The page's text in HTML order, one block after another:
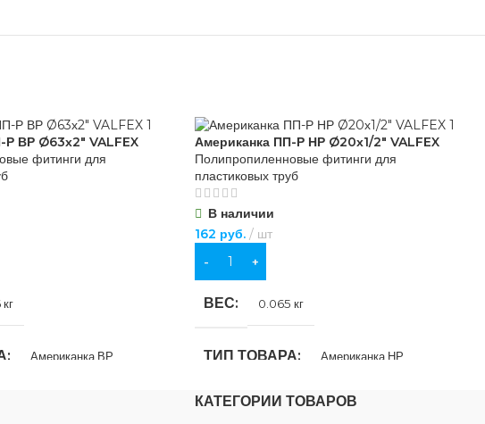
ВР Ø63х2″ VALFEX
фитинги для
Американка ВР
Американка ПП-Р НР Ø20х1/2″ VALFEX
Полипропиленновые фитинги для
пластиковых труб
В наличии
162 руб. шт
В КОРЗИНУ
ВЕС 0.065 кг
ТИП ТОВАРА Американка НР
ДИАМЕТР, ММ 20
КАТЕГОРИИ ТОВАРОВ